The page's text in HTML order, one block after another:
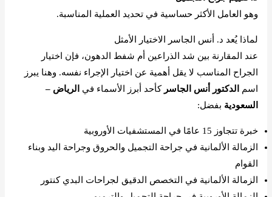
وهو العامل الأكثر حساسية في تحديد العملية المناسبة.
لماذا يُعد د. أنس الجاسر الاختيار الأمثل
عند المقارنة بين شد الذراعين أم شفط الدهون، فإن اختيار
الجراح المناسب لا يقل أهمية عن اختيار الإجراء نفسه. وهنا يبرز
اسم
الدكتور أنس الجاسر كأحد أبرز الأسماء في
الرياض –
السعودية بفضل:
خبرة تتجاوز 15 عامًا في المستشفيات الأوروبية
الزمالة الألمانية في جراحة التجميل والحروق وجراحة اليد وبناء
القوام
الزمالة الألمانية في التخصص الدقيق لجراحات البدي كنتور